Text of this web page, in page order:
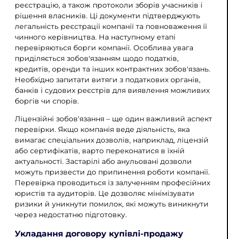
реєстрацію, а також протоколи зборів учасників і
рішення власників. Ці документи підтверджують
легальність реєстрації компанії та повноваження її
чинного керівництва. На наступному етапі
перевіряються борги компанії. Особлива увага
приділяється зобов'язанням щодо податків,
кредитів, оренди та інших контрактних зобов'язань.
Необхідно запитати витяги з податкових органів,
банків і судових реєстрів для виявлення можливих
боргів чи спорів.
Ліцензійні зобов'язання – ще один важливий аспект
перевірки. Якщо компанія веде діяльність, яка
вимагає спеціальних дозволів, наприклад, ліцензій
або сертифікатів, варто переконатися в їхній
актуальності. Застарілі або анульовані дозволи
можуть призвести до припинення роботи компанії.
Перевірка проводиться із залученням професійних
юристів та аудиторів. Це дозволяє мінімізувати
ризики й уникнути помилок, які можуть виникнути
через недостатню підготовку.
Укладання договору купівлі-продажу